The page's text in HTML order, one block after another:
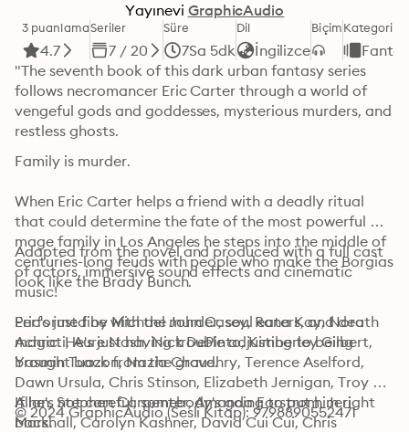
Yayınevi GraphicAudio
3 puanlama
4.7
Seriler
7 / 20
Süre
7Sa 5dk
Dil
İngilizce
BiçimKategori
"The seventh book of this dark urban fantasy series
follows necromancer Eric Carter through a world of
vengeful gods and goddesses, mysterious murders, and
restless ghosts.
Family is murder.
When Eric Carter helps a friend with a deadly ritual
that could determine the fate of the most powerful
mage family in Los Angeles he steps into the middle of
centuries-long feuds with people who make the Borgias
look like the Brady Bunch.
Eric's just fine with the murder, soul eaters, and death
magic. He's just having trouble adjusting to being
brought back from the grave.
If he's not careful, somebody's going to put him right
back.
Adapted from the novel and produced with a full cast
of actors, immersive sound effects and cinematic
music!
Performed by Michael John Casey, Rana Kay, Nora
Achrati, Aure Nash, Nick DePinto, Kimberley Gilbert,
Yasmin Tuazon, Nazia Chaudhry, Terence Aselford,
Dawn Ursula, Chris Stinson, Elizabeth Jernigan, Troy
Allan, Stephen Carpenter, Amanda Forstrom, Jeri
Marshall, Carolyn Kashner, David Cui Cui, Chris
© 2024 GraphicAudio (Sesli Kitap): 9798890552471